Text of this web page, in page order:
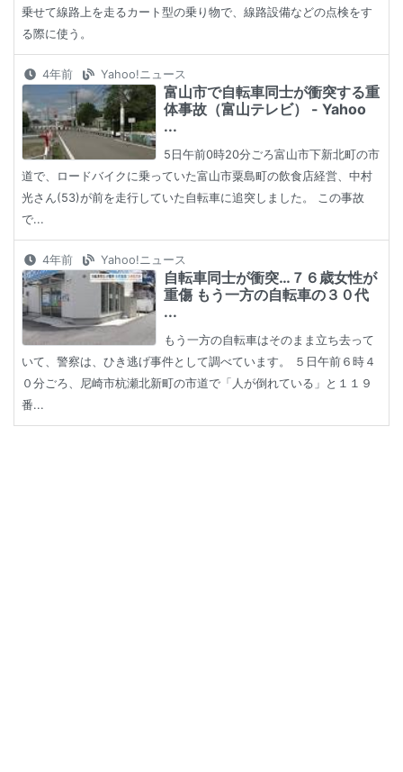
乗せて線路上を走るカート型の乗り物で、線路設備などの点検をす
る際に使う。
4年前 Yahoo!ニュース
富山市で自転車同士が衝突する重
体事故（富山テレビ） - Yahoo
...
5日午前0時20分ごろ富山市下新北町の市
道で、ロードバイクに乗っていた富山市粟島町の飲食店経営、中村
光さん(53)が前を走行していた自転車に追突しました。 この事故
で...
4年前 Yahoo!ニュース
自転車同士が衝突…７６歳女性が
重傷 もう一方の自転車の３０代
...
もう一方の自転車はそのまま立ち去って
いて、警察は、ひき逃げ事件として調べています。 ５日午前６時４
０分ごろ、尼崎市杭瀬北新町の市道で「人が倒れている」と１１９
番...